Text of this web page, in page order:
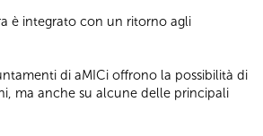
è integrato con un ritorno agli
di aMICi offrono la possibilità di
ma anche su alcune delle principali